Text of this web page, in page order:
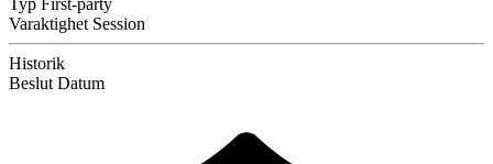
Typ First-party
Varaktighet Session
Historik
Beslut Datum